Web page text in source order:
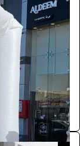
الفعاليات والحفلات
77
/ اليوم
الرياض
مستلزمات حفلات